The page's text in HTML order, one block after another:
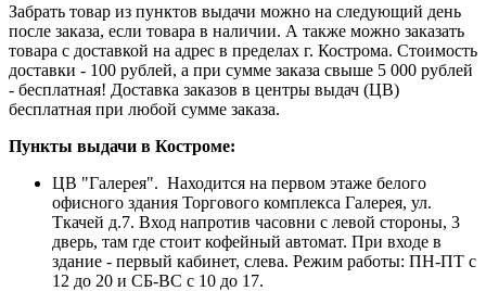
Забрать товар из пунктов выдачи можно на следующий день
после заказа, если товара в наличии. А также можно заказать
товара с доставкой на адрес в пределах г. Кострома. Стоимость
доставки - 100 рублей, а при сумме заказа свыше 5 000 рублей
- бесплатная! Доставка заказов в центры выдач (ЦВ)
бесплатная при любой сумме заказа.
Пункты выдачи в Костроме:
ЦВ "Галерея". Находится на первом этаже белого
офисного здания Торгового комплекса Галерея, ул.
Ткачей д.7. Вход напротив часовни с левой стороны, 3
дверь, там где стоит кофейный автомат. При входе в
здание - первый кабинет, слева. Режим работы: ПН-ПТ с
12 до 20 и СБ-ВС с 10 до 17.